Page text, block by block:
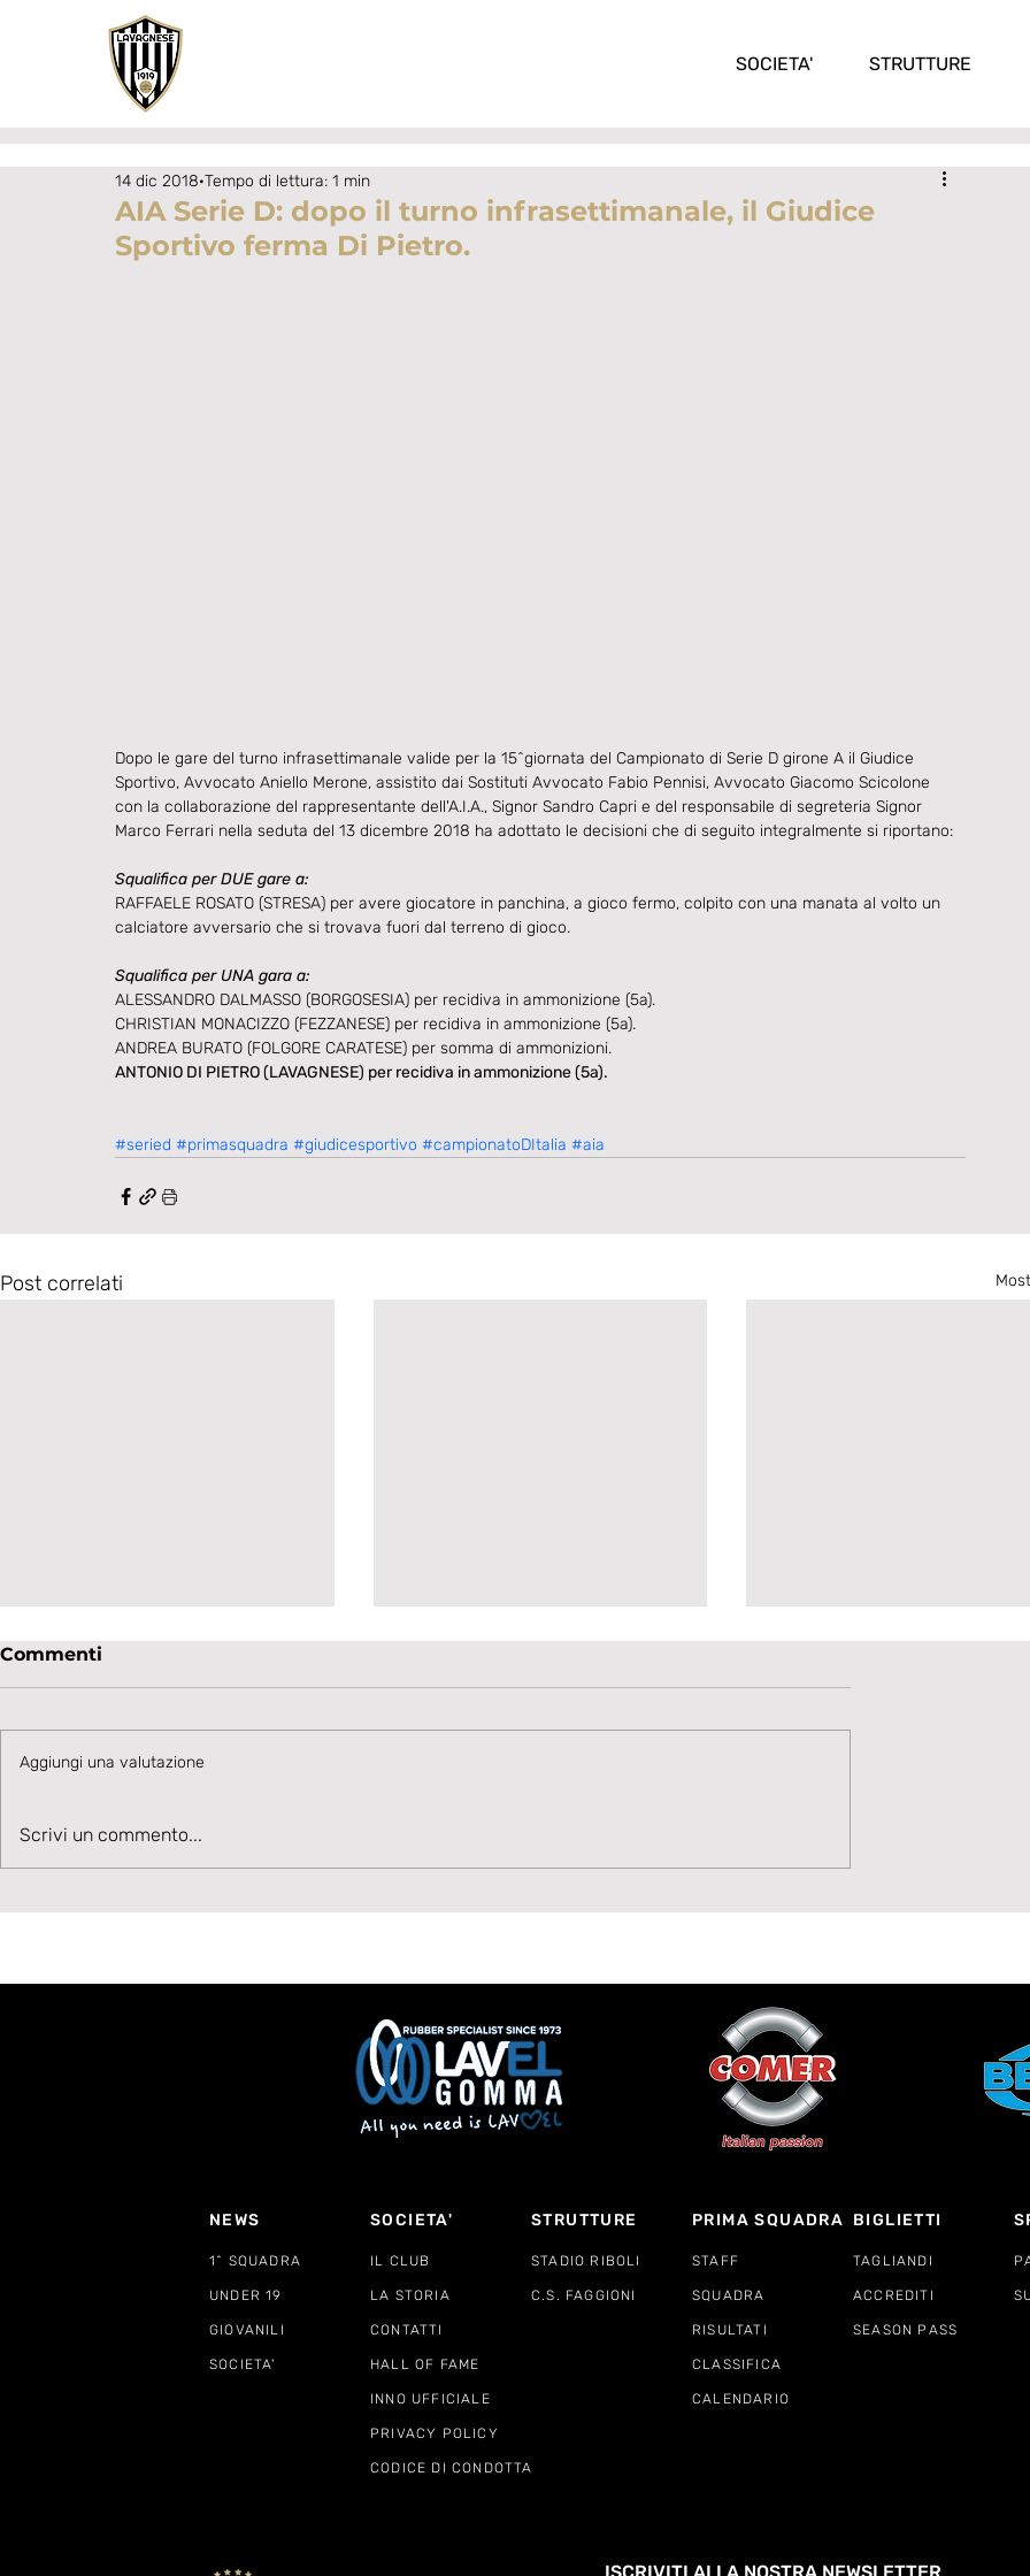
SOCIETA' STRUTTURE
AIA Serie D: dopo il turno infrasettimanale, il Giudice
Sportivo ferma Di Pietro.
14 dic 2018 Tempo di lettura: 1 min
Dopo le gare del turno infrasettimanale valide per la 15^giornata del Campionato di Serie D girone A il Giudice
Sportivo, Avvocato Aniello Merone, assistito dai Sostituti Avvocato Fabio Pennisi, Avvocato Giacomo Scicolone
con la collaborazione del rappresentante dell'A.I.A., Signor Sandro Capri e del responsabile di segreteria Signor
Marco Ferrari nella seduta del 13 dicembre 2018 ha adottato le decisioni che di seguito integralmente si riportano:​
Squalifica per DUE gare a:
RAFFAELE ROSATO (STRESA) per avere giocatore in panchina, a gioco fermo, colpito con una manata al volto un
calciatore avversario che si trovava fuori dal terreno di gioco.
Squalifica per UNA gara a:
ALESSANDRO DALMASSO (BORGOSESIA) per recidiva in ammonizione (5a).
CHRISTIAN MONACIZZO (FEZZANESE) per recidiva in ammonizione (5a).
ANDREA BURATO (FOLGORE CARATESE) per somma di ammonizioni.
ANTONIO DI PIETRO (LAVAGNESE) per recidiva in ammonizione (5a).​
#seried #primasquadra #giudicesportivo #campionatoDItalia #aia
Post correlati
Talento in accelerazione:
Commenti
Aggiungi una valutazione
Scrivi un commento...
NEWS SOCIETA' STRUTTURE PRIMA SQUADRA BIGLIETTI
1^ SQUADRA IL CLUB STADIO RIBOLI STAFF TAGLIANDI
UNDER 19 LA STORIA C.S. FAGGIONI SQUADRA ACCREDITI
GIOVANILI CONTATTI
SOCIETA' HALL OF FAME
INNO UFFICIALE
RISULTATI SEASON PASS
CLASSIFICA
CALENDARIO
PRIVACY POLICY
CODICE DI CONDOTTA
ISCRIVITI ALLA NOSTRA NEWSLETTER